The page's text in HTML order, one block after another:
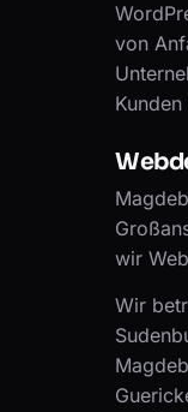
von
wir
Wir